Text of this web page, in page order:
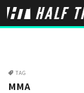
TAG
MMA